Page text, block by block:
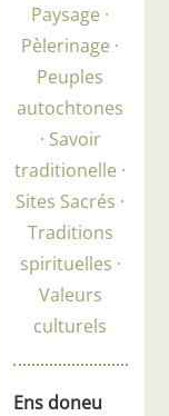
Paysage
Pèlerinage
Peuples
autochtones
Savoir
traditionelle
Sites Sacrés
Traditions
spirituelles
Valeurs
culturels
Ens doneu